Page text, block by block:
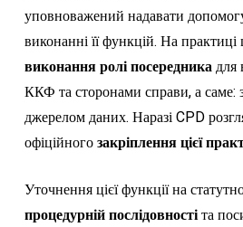
уповноважений надавати
виконанні її функцій. На
виконання ролі посередникадля
ККФ та сторонами справи, а саме:
джерелом даних. Наразі CPD
офіційногозакріплення цієї
Уточнення цієї функції на
процедурній послідовностіта